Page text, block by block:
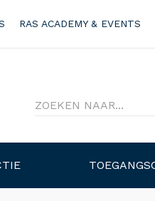
RAS ACADEMY & EVENTS